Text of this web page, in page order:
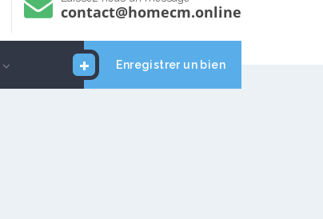
contact@homecm.online
Enregistrer un bien